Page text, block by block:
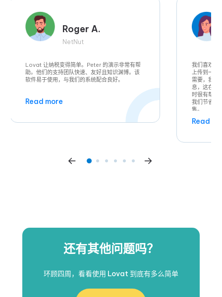
Roger A.
NetNut
Lovat 让纳税变得简单。Peter 的演示非常有帮
助。他们的支持团队快速、友好且知识渊博。该
软件易于使用，与我们的系统配合良好。
Read more
我们喜欢将
上传到一个
需要，我们
息，这在我
时很有帮助
我们节省了
售。
Read
还有其他问题吗？
环顾四周，看看使用 Lovat 到底有多么简单